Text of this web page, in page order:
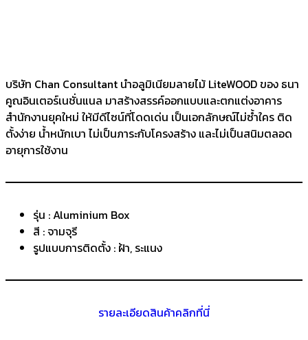
บริษัท Chan Consultant นำอลูมิเนียมลายไม้ LiteWOOD ของ ธนา
คูณอินเตอร์เนชั่นแนล มาสร้างสรรค์ออกแบบและตกแต่งอาคาร
สำนักงานยุคใหม่ ให้มีดีไซน์ที่โดดเด่น เป็นเอกลักษณ์ไม่ซ้ำใคร ติด
ตั้งง่าย น้ำหนักเบา ไม่เป็นภาระกับโครงสร้าง และไม่เป็นสนิมตลอด
อายุการใช้งาน
รุ่น : Aluminium Box
สี : จามจุรี
รูปแบบการติดตั้ง : ฝ้า, ระแนง
รายละเอียดสินค้าคลิกที่นี่